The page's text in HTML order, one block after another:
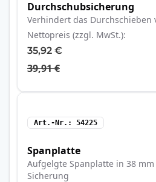
Durchschubsicherung
Verhindert das Durchschieben
Nettopreis (zzgl. MwSt.)
35,92 €
39,91 €
Art.-Nr. 54225
Spanplatte
Aufgelgte Spanplatte in 38 mm
Sicherung